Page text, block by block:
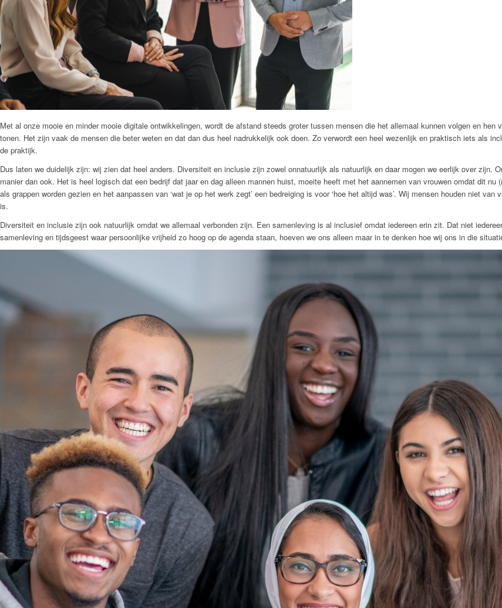
Met al onze mooie en minder mooie digitale ontwikkelingen, wordt de afstand steeds groter tussen mensen die het allemaal kunnen volgen en
tonen. Het zijn vaak de mensen die beter weten en dat dan dus heel nadrukkelijk ook doen. Zo verwordt een heel wezenlijk en praktisch iets als
de praktijk.
Dus laten we duidelijk zijn: wij zien dat heel anders. Diversiteit en inclusie zijn zowel onnatuurlijk als natuurlijk en daar mogen we eerlijk over zijn.
manier dan ook. Het is heel logisch dat een bedrijf dat jaar en dag alleen mannen huist, moeite heeft met het aannemen van vrouwen omdat dit
als grappen worden gezien en het aanpassen van ‘wat je op het werk zegt’ een bedreiging is voor ‘hoe het altijd was’. Wij mensen houden niet
is.
Diversiteit en inclusie zijn ook natuurlijk omdat we allemaal verbonden zijn. Een samenleving is al inclusief omdat iedereen erin zit. Dat niet
samenleving en tijdsgeest waar persoonlijke vrijheid zo hoog op de agenda staan, hoeven we ons alleen maar in te denken hoe wij ons in die